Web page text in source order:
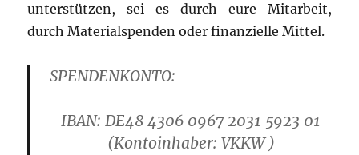
unterstützen, sei es durch eure Mitarbeit,
durch Materialspenden oder finanzielle Mittel.
SPENDENKONTO:
IBAN: DE48 4306 0967 2031 5923 01
(Kontoinhaber: VKKW )